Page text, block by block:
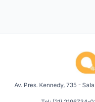
Av. Pres. Kennedy, 735 -